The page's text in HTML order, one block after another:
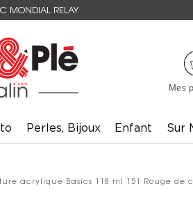
MONDIAL RELAY
Mes
Perles, Bijoux Enfant Sur
acrylique Basics 118 ml 151 Rouge